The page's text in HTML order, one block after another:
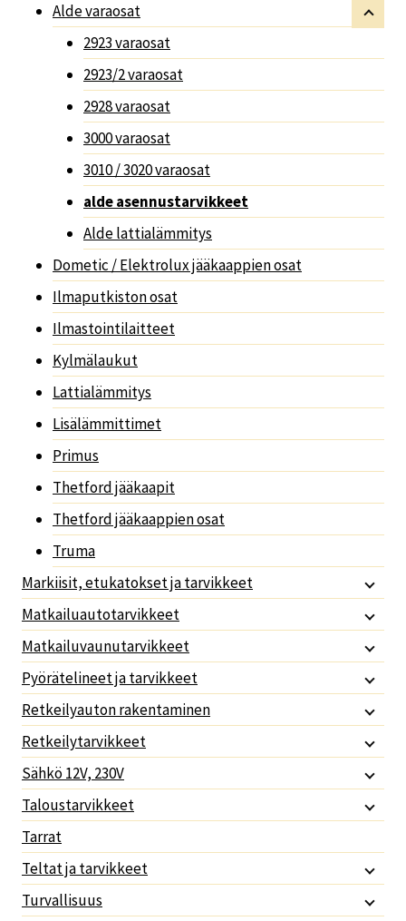
Alde varaosat
2923 varaosat
2923/2 varaosat
2928 varaosat
3000 varaosat
3010 / 3020 varaosat
alde asennustarvikkeet
Alde lattialämmitys
Dometic / Elektrolux jääkaappien osat
Ilmaputkiston osat
Ilmastointilaitteet
Kylmälaukut
Lattialämmitys
Lisälämmittimet
Primus
Thetford jääkaapit
Thetford jääkaappien osat
Truma
Markiisit, etukatokset ja tarvikkeet
Matkailuautotarvikkeet
Matkailuvaunutarvikkeet
Pyörätelineet ja tarvikkeet
Retkeilyauton rakentaminen
Retkeilytarvikkeet
Sähkö 12V, 230V
Taloustarvikkeet
Tarrat
Teltat ja tarvikkeet
Turvallisuus